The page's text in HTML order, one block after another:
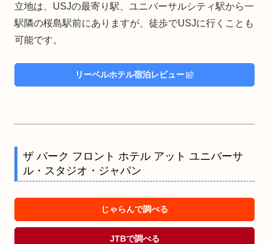
立地は、USJの最寄り駅、ユニバーサルシティ駅から一
駅隣の桜島駅前にありますが、徒歩でUSJに行くことも
可能です。
リーベルホテル宿泊レビュー
ザ パーク フロント ホテル アット ユニバーサ
ル・スタジオ・ジャパン
じゃらんで調べる
JTBで調べる